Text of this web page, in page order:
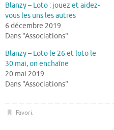
Blanzy – Loto : jouez et aidez-
vous les uns les autres
6 décembre 2019
Dans "Associations"
Blanzy – Loto le 26 et loto le
30 mai, on enchaîne
20 mai 2019
Dans "Associations"
Favori.